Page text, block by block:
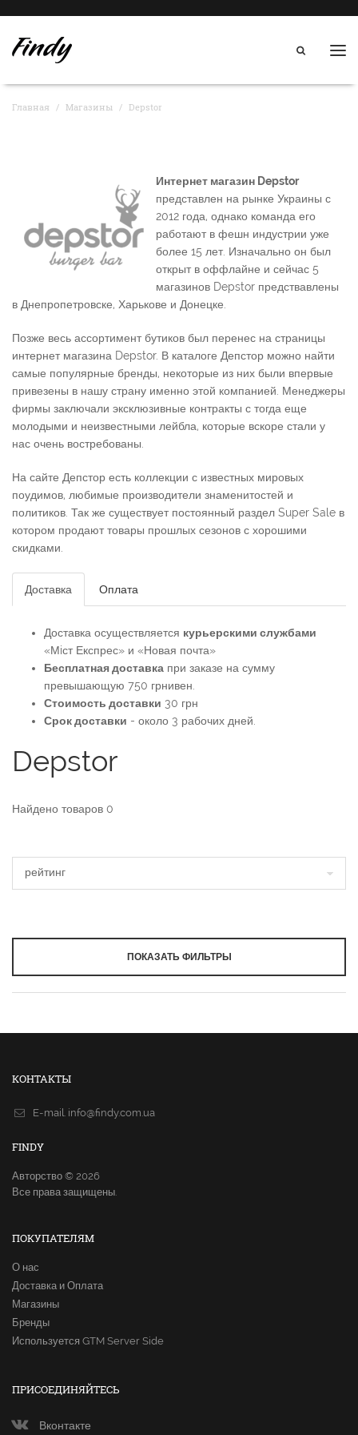
Главная Магазины Depstor
Интернет магазин Depstor
представлен на рынке Украины с
2012 года, однако команда его
работают в фешн индустрии уже
более 15 лет. Изначально он был
открыт в оффлайне и сейчас 5
магазинов Depstor предствавлены
в Днепропетровске, Харькове и Донецке.
Позже весь ассортимент бутиков был перенес на страницы
интернет магазина Depstor. В каталоге Депстор можно найти
самые популярные бренды, некоторые из них были впервые
привезены в нашу страну именно этой компанией. Менеджеры
фирмы заключали эксклюзивные контракты с тогда еще
молодыми и неизвестными лейбла, которые вскоре стали у
нас очень востребованы.
На сайте Депстор есть коллекции с известных мировых
поудимов, любимые производители знаменитостей и
политиков. Так же существует постоянный раздел Super Sale в
котором продают товары прошлых сезонов с хорошими
скидками.
Доставка Оплата
Доставка осуществляется курьерскими службами
«Мiст Експрес» и «Новая почта»
Бесплатная доставка при заказе на сумму
превышающую 750 грнивен.
Стоимость доставки 30 грн
Срок доставки - около 3 рабочих дней.
Depstor
Найдено товаров 0
ПОКАЗАТЬ ФИЛЬТРЫ
КОНТАКТЫ
E-mail. info@findy.com.ua
FINDY
Авторство © 2026
Все права защищены.
ПОКУПАТЕЛЯМ
О нас
Доставка и Оплата
Магазины
Бренды
Используется GTM Server Side
ПРИСОЕДИНЯЙТЕСЬ
Вконтакте